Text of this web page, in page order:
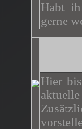
Habt
gerne
Hier